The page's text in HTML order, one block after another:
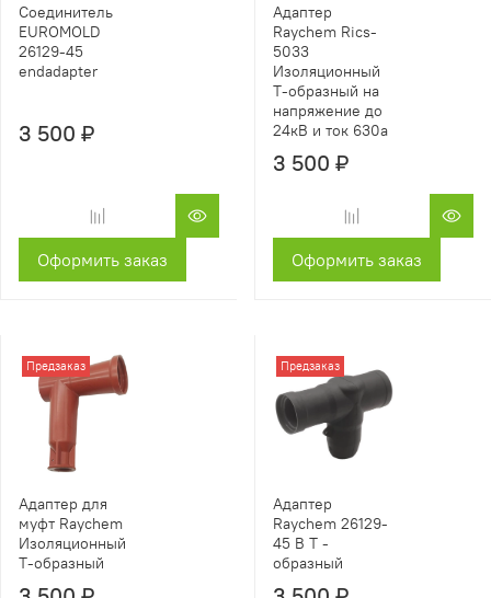
Соединитель
EUROMOLD
26129-45
endadapter
3 500 ₽
Оформить заказ
Адаптер
Raychem Rics-
5033
Изоляционный
Т-образный на
напряжение до
24кВ и ток 630а
3 500 ₽
Оформить заказ
Предзаказ
Адаптер для
муфт Raychem
Изоляционный
Т-образный
Предзаказ
Адаптер
Raychem 26129-
45 B Т -
образный